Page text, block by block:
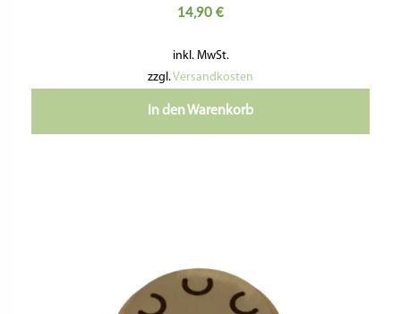
14,90 €
inkl. MwSt.
zzgl.Versandkosten
In den Warenkorb